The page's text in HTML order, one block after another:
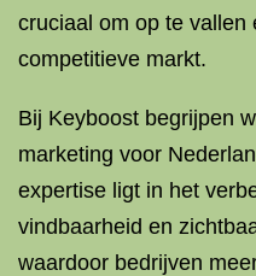
cruciaal om op te vallen
competitieve markt.
Bij Keyboost begrijpen
marketing voor
expertise ligt in het
vindbaarheid en
waardoor bedrijven